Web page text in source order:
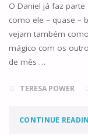
O Daniel já faz
como ele – quase –
vejam também
mágico com os
de mês …
TERESA POWER
CONTINUE